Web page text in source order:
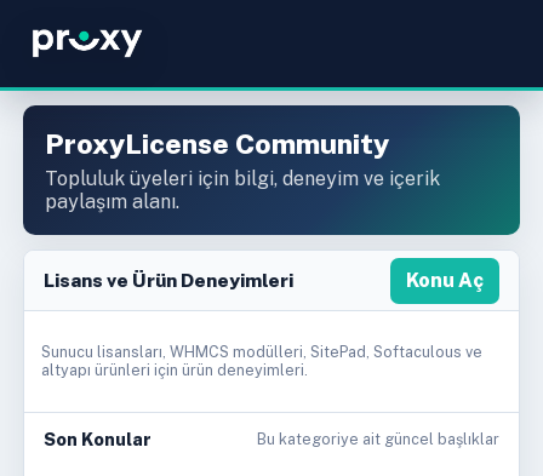
ProxyLicense Community
Topluluk üyeleri için bilgi, deneyim ve içerik
paylaşım alanı.
Lisans ve Ürün Deneyimleri Konu Aç
Sunucu lisansları, WHMCS modülleri, SitePad, Softaculous ve
altyapı ürünleri için ürün deneyimleri.
Son Konular Bu kategoriye ait güncel başlıklar